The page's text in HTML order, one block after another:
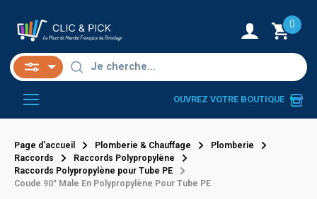
0
OUVREZ VOTRE BOUTIQUE
Page d'accueil Plomberie & Chauffage
Plomberie
Raccords
Raccords Polypropylène
Raccords Polypropylène pour Tube PE
Coude 90° Male En Polypropylène Pour Tube PE